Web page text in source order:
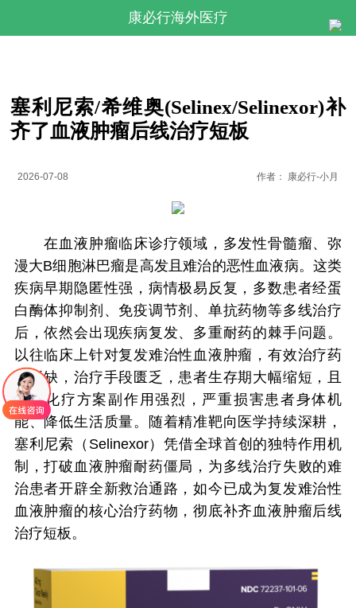
康必行海外医疗
塞利尼索/希维奥(Selinex/Selinexor)补
齐了血液肿瘤后线治疗短板
2026-07-08 作者： 康必行-小月
在血液肿瘤临床诊疗领域，多发性骨髓瘤、弥
漫大B细胞淋巴瘤是高发且难治的恶性血液病。这类
疾病早期隐匿性强，病情极易反复，多数患者经蛋
白酶体抑制剂、免疫调节剂、单抗药物等多线治疗
后，依然会出现疾病复发、多重耐药的棘手问题。
以往临床上针对复发难治性血液肿瘤，有效治疗药
物稀缺，治疗手段匮乏，患者生存期大幅缩短，且
传统化疗方案副作用强烈，严重损害患者身体机
能、降低生活质量。随着精准靶向医学持续深耕，
塞利尼索（Selinexor）凭借全球首创的独特作用机
制，打破血液肿瘤耐药僵局，为多线治疗失败的难
治患者开辟全新救治通路，如今已成为复发难治性
血液肿瘤的核心治疗药物，彻底补齐血液肿瘤后线
治疗短板。